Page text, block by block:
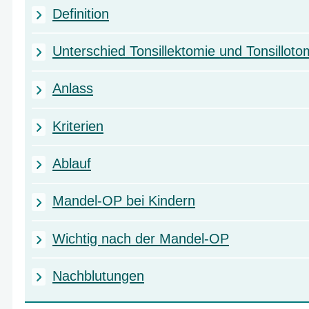
Definition
Unterschied Tonsillektomie und
Anlass
Kriterien
Ablauf
Mandel-OP bei Kindern
Wichtig nach der Mandel-OP
Nachblutungen